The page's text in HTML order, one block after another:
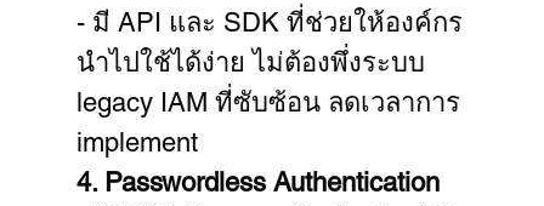
- มี API และ SDK ที่ช่วยให้องค์กร
นำไปใช้ได้ง่าย ไม่ต้องพึ่งระบบ
legacy IAM ที่ซับซ้อน ลดเวลาการ
implement
4. Passwordless Authentication